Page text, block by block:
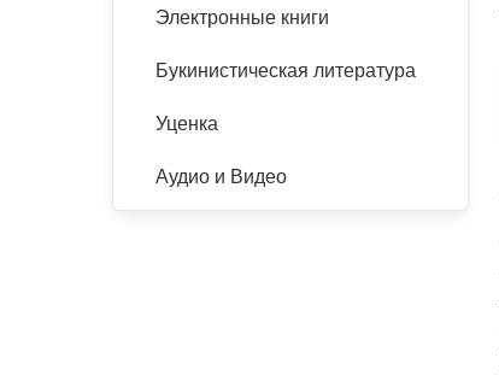
Электронные книги
Букинистическая литература
Уценка
Аудио и Видео